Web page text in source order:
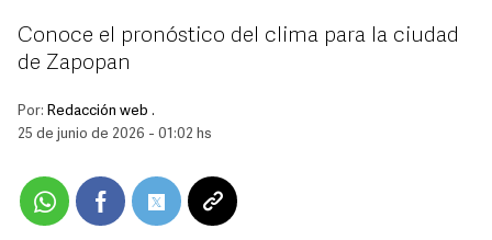
Conoce el pronóstico del clima para la ciudad
de Zapopan
Por: Redacción web .
25 de junio de 2026 - 01:02 hs